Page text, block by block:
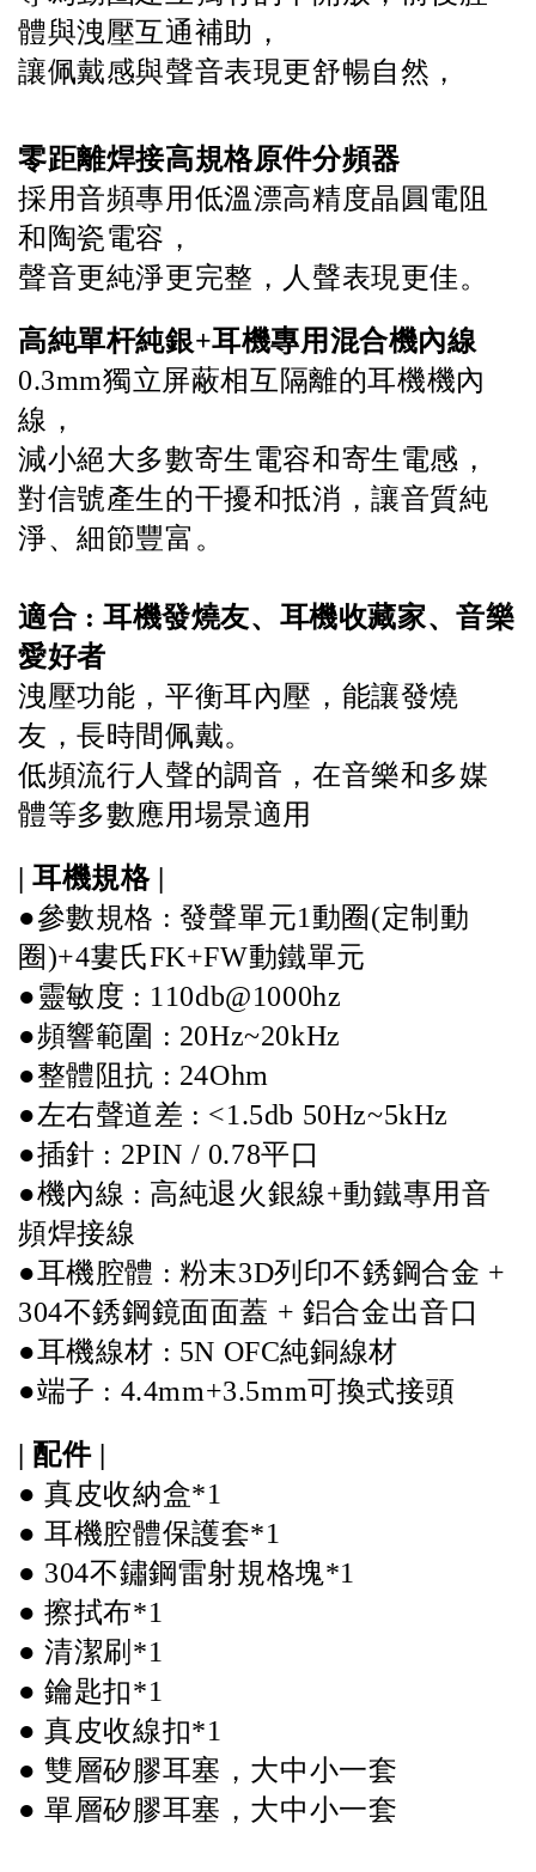
體與洩壓互通補助，
讓佩戴感與聲音表現更舒暢自然，
零距離焊接高規格原件分頻器
採用音頻專用低溫漂高精度晶圓電阻
和陶瓷電容，
聲音更純淨更完整，人聲表現更佳。
高純單杆純銀+耳機專用混合機內線
0.3mm獨立屏蔽相互隔離的耳機機內
線，
減小絕大多數寄生電容和寄生電感，
對信號產生的干擾和抵消，讓音質純
淨、細節豐富。
適合 : 耳機發燒友、耳機收藏家、音樂
愛好者
洩壓功能，平衡耳內壓，能讓發燒
友，長時間佩戴。
低頻流行人聲的調音，在音樂和多媒
體等多數應用場景適用
| 耳機規格 |
●參數規格 : 發聲單元1動圈(定制動
圈)+4婁氏FK+FW動鐵單元
●靈敏度 : 110db@1000hz
●頻響範圍 : 20Hz~20kHz
●整體阻抗 : 24Ohm
●左右聲道差 : <1.5db 50Hz~5kHz
●插針 : 2PIN / 0.78平口
●機內線 : 高純退火銀線+動鐵專用音
頻焊接線
●耳機腔體 : 粉末3D列印不銹鋼合金 +
304不銹鋼鏡面面蓋 + 鋁合金出音口
●耳機線材 : 5N OFC純銅線材
●端子 : 4.4mm+3.5mm可換式接頭
| 配件 |
● 真皮收納盒*1
● 耳機腔體保護套*1
● 304不鏽鋼雷射規格塊*1
● 擦拭布*1
● 清潔刷*1
● 鑰匙扣*1
● 真皮收線扣*1
● 雙層矽膠耳塞，大中小一套
● 單層矽膠耳塞 ， 大中小一套